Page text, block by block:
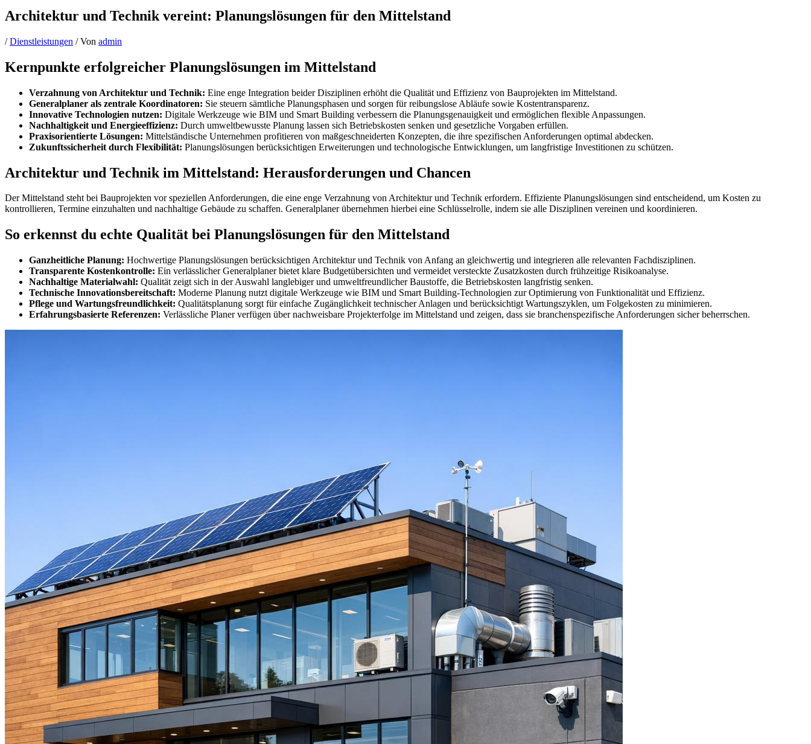
Architektur und Technik vereint: Planungslösungen für den Mittelstand
/Dienstleistungen / Von admin
Kernpunkte erfolgreicher Planungslösungen im Mittelstand
Verzahnung von Architektur und Technik: Eine enge Integration beider Disziplinen erhöht die Qualität und Effizienz von Bauprojekten im Mittelstand.
Generalplaner als zentrale Koordinatoren: Sie steuern sämtliche Planungsphasen und sorgen für reibungslose Abläufe sowie Kostentransparenz.
Innovative Technologien nutzen: Digitale Werkzeuge wie BIM und Smart Building verbessern die Planungsgenauigkeit und ermöglichen flexible Anpassungen.
Nachhaltigkeit und Energieeffizienz: Durch umweltbewusste Planung lassen sich Betriebskosten senken und gesetzliche Vorgaben erfüllen.
Praxisorientierte Lösungen: Mittelständische Unternehmen profitieren von maßgeschneiderten Konzepten, die ihre spezifischen Anforderungen optimal abdecken.
Zukunftssicherheit durch Flexibilität: Planungslösungen berücksichtigen Erweiterungen und technologische Entwicklungen, um langfristige Investitionen zu schützen.
Architektur und Technik im Mittelstand: Herausforderungen und Chancen
Der Mittelstand steht bei Bauprojekten vor speziellen Anforderungen, die eine enge Verzahnung von Architektur und Technik erfordern. Effiziente Planungslösungen sind entscheidend, um Kosten zu
kontrollieren, Termine einzuhalten und nachhaltige Gebäude zu schaffen. Generalplaner übernehmen hierbei eine Schlüsselrolle, indem sie alle Disziplinen vereinen und koordinieren.
So erkennst du echte Qualität bei Planungslösungen für den Mittelstand
Ganzheitliche Planung: Hochwertige Planungslösungen berücksichtigen Architektur und Technik von Anfang an gleichwertig und integrieren alle relevanten Fachdisziplinen.
Transparente Kostenkontrolle: Ein verlässlicher Generalplaner bietet klare Budgetübersichten und vermeidet versteckte Zusatzkosten durch frühzeitige Risikoanalyse.
Nachhaltige Materialwahl: Qualität zeigt sich in der Auswahl langlebiger und umweltfreundlicher Baustoffe, die Betriebskosten langfristig senken.
Technische Innovationsbereitschaft: Moderne Planung nutzt digitale Werkzeuge wie BIM und Smart Building-Technologien zur Optimierung von Funktionalität und Effizienz.
Pflege und Wartungsfreundlichkeit: Qualitätsplanung sorgt für einfache Zugänglichkeit technischer Anlagen und berücksichtigt Wartungszyklen, um Folgekosten zu minimieren.
Erfahrungsbasierte Referenzen: Verlässliche Planer verfügen über nachweisbare Projekterfolge im Mittelstand und zeigen, dass sie branchenspezifische Anforderungen sicher beherrschen.